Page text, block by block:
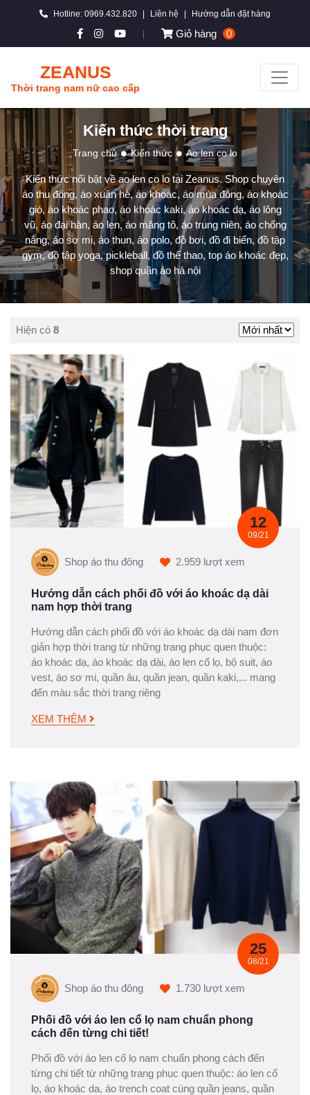
Hotline: 0969.432.820 Liên hệ Hướng dẫn đặt hàng
Giỏ hàng 0
ZEANUS
Thời trang nam nữ cao cấp
Kiến thức thời trang
Trang chủ Kiến thức Ao len co lo
Kiến thức nổi bật về ao len co lo tại Zeanus. Shop chuyên
áo thu đông, áo xuân hè, áo khoác, áo mùa đông, áo khoác
gió, áo khoác phao, áo khoác kaki, áo khoác dạ, áo lông
vũ, áo đại hàn, áo len, áo măng tô, áo trung niên, áo chống
nắng, áo sơ mi, áo thun, áo polo, đồ bơi, đồ đi biển, đồ tập
gym, đồ tập yoga, pickleball, đồ thể thao, top áo khoác đẹp,
shop quần áo hà nội
Hiện có 8
12
09/21
Shop áo thu đông 2.959 lượt xem
Hướng dẫn cách phối đồ với áo khoác dạ dài
nam hợp thời trang
Hướng dẫn cách phối đồ với áo khoác dạ dài nam đơn
giản hợp thời trang từ những trang phục quen thuộc:
áo khoác dạ, áo khoác dạ dài, áo len cổ lọ, bộ suit, áo
vest, áo sơ mi, quần âu, quần jean, quần kaki,... mang
đến màu sắc thời trang riêng
XEM THÊM
25
08/21
Shop áo thu đông 1.730 lượt xem
Phối đồ với áo len cổ lọ nam chuẩn phong
cách đến từng chi tiết!
Phối đồ với áo len cổ lọ nam chuẩn phong cách đến
từng chi tiết từ những trang phục quen thuộc: áo len cổ
lọ, áo khoác da, áo trench coat cùng quần jeans, quần